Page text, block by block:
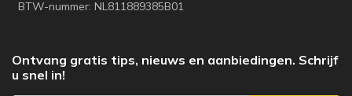
BTW-nummer: NL811889385B01
Ontvang gratis tips, nieuws en aanbiedingen. Schrijf
u snel in!